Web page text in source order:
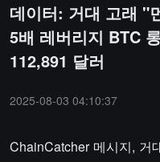
데이터: 거대 고래 "
5배 레버리지 BTC
112,891 달러
2025-08-03 04:10:37
ChainCatcher 메시지, 거